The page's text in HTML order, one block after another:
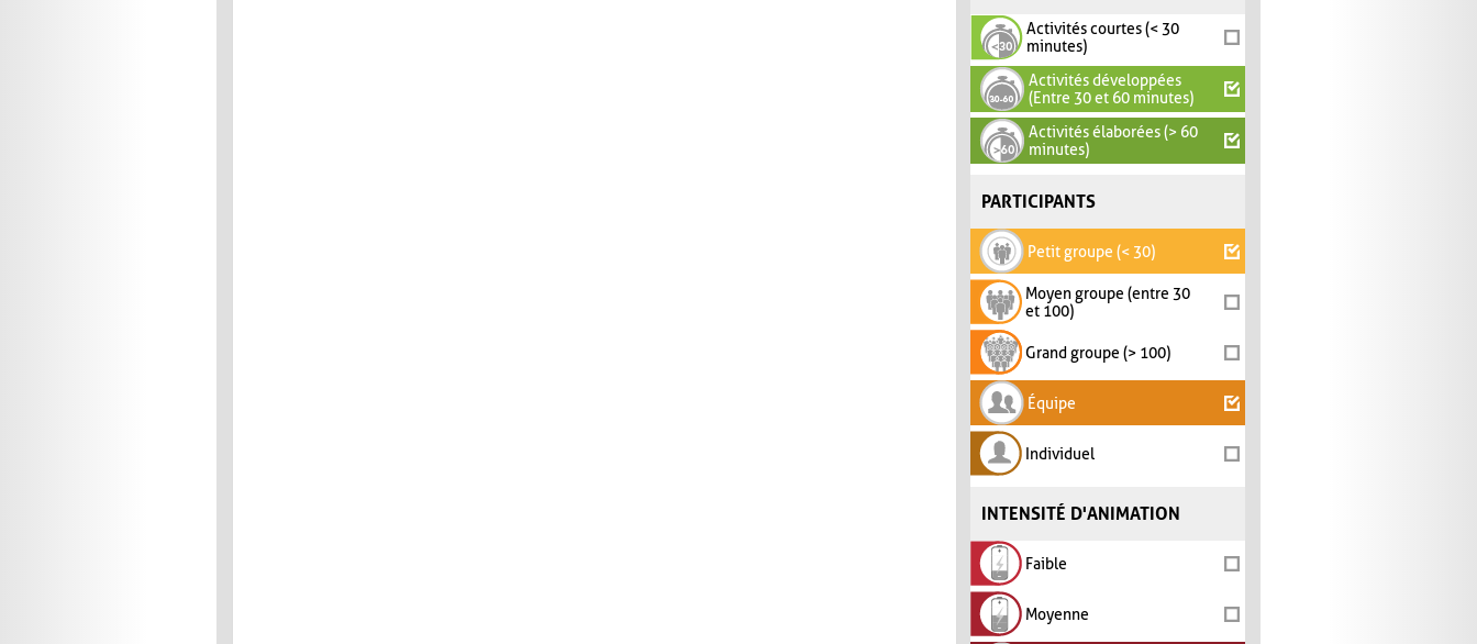
Activités courtes (< 30
minutes)
Activités développées
(Entre 30 et 60 minutes)
Activités élaborées (> 60
minutes)
PARTICIPANTS
Petit groupe (< 30)
Moyen groupe (entre 30
et 100)
Grand groupe (> 100)
Équipe
Individuel
INTENSITÉ D'ANIMATION
Faible
Moyenne